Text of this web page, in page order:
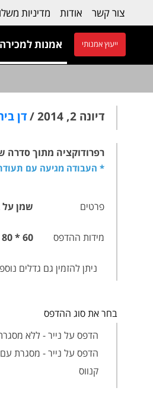
צור קשר אודות מדיניות
ייעוץ אמנותי אמנות למכירה
דיונה 2, 2014 / דן
רפרודוקציה מתוך סדרה של 20 עבודות
* העבודה מגיעה עם
פרטים שמן על
מידות ההדפס 60 * 80 ס"מ
ניתן להזמין גם גדלים
בחר את סוג ההדפס
הדפס על נייר - ללא
הדפס על נייר - מסגרת
קנווס